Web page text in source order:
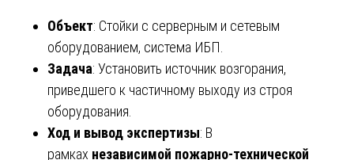
Объект: Стойки с серверным и сетевым
оборудованием, система ИБП.
Задача: Установить источник возгорания,
приведшего к частичному выходу из строя
оборудования.
Ход и вывод экспертизы: В
рамках независимой пожарно-технической